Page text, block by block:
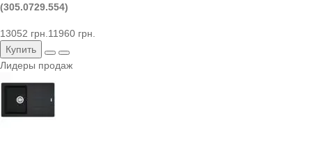
(305.0729.554)
13052 грн.11960 грн.
Купить
Лидеры продаж